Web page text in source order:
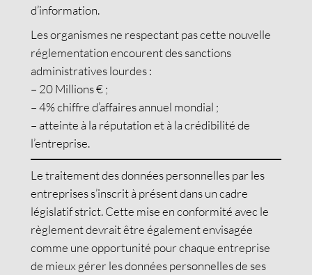
d’information.
Les organismes ne respectant pas cette nouvelle
réglementation encourent des sanctions
administratives lourdes :
– 20 Millions € ;
– 4% chiffre d’affaires annuel mondial ;
– atteinte à la réputation et à la crédibilité de
l’entreprise.
Le traitement des données personnelles par les
entreprises s’inscrit à présent dans un cadre
législatif strict. Cette mise en conformité avec le
règlement devrait être également envisagée
comme une opportunité pour chaque entreprise
de mieux gérer les données personnelles de ses